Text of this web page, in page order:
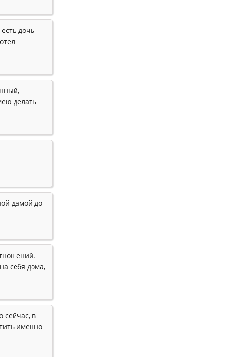
дочь
делать
дамой до
себя дома,
сейчас, в
именно